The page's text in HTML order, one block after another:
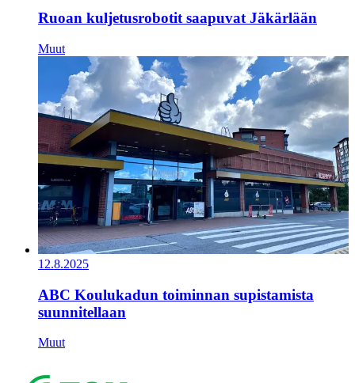
Ruoan kuljetusrobotit saapuvat Jäkärlään
Muut
12.8.2025
ABC Koulukadun toiminnan supistamista
suunnitellaan
Muut